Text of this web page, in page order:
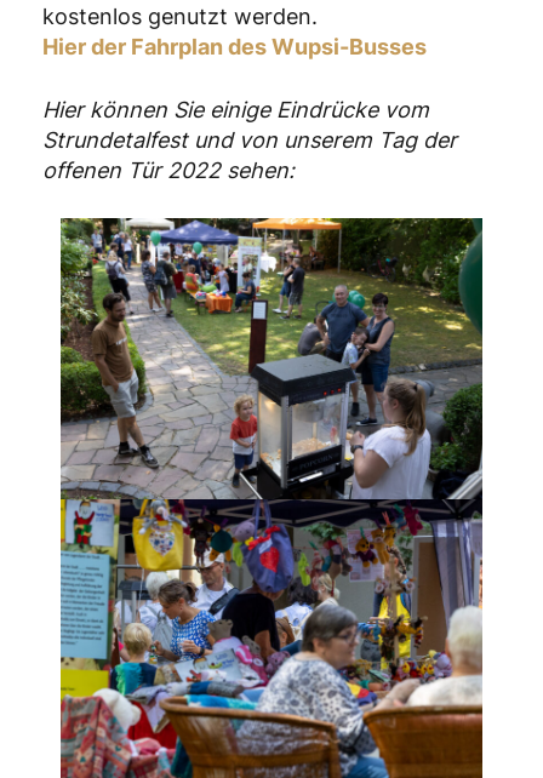
kostenlos genutzt werden.
Hier der Fahrplan des Wupsi-Busses
Hier können Sie einige Eindrücke vom
Strundetalfest und von unserem Tag der
offenen Tür 2022 sehen: